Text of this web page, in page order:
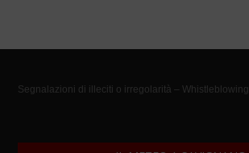
Segnalazioni di illeciti o irregolarità – Whistleblowing